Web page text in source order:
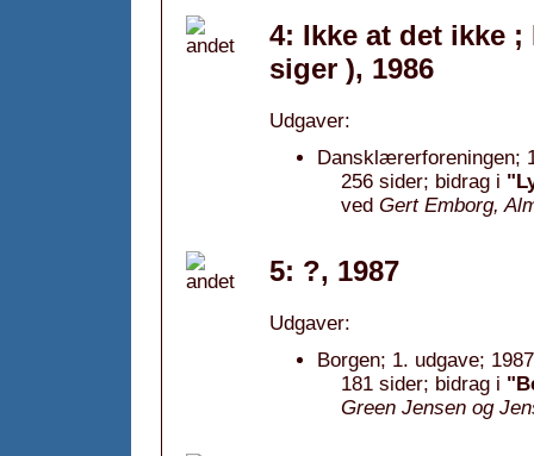
4: Ikke at det ikke
siger ), 1986
Udgaver:
Dansklærerforeningen;
256 sider; bidrag i
ved Gert Emborg,
5: ?, 1987
Udgaver:
Borgen; 1. udgave;
181 sider; bidrag i
Green Jensen og